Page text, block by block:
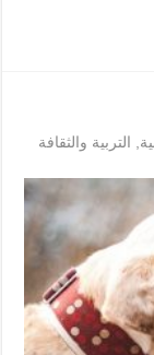
التربية والثقافة